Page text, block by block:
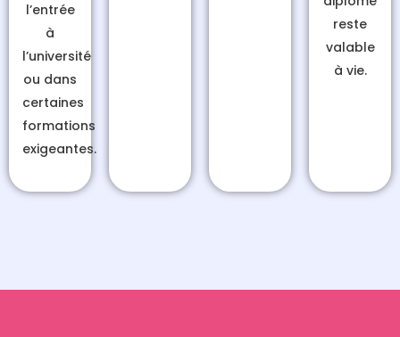
l’entrée
à
l’université
ou dans
certaines
formations
exigeantes.
reste
valable
à vie.